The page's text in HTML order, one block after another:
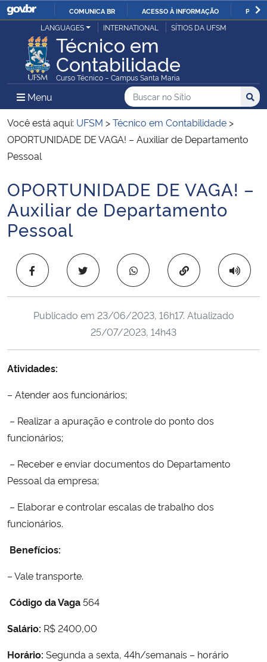
IR
PARA
O
CONTEÚDO
COMUNICA BR ACESSO À INFORMAÇÃO
Ministério da Justiça e Segurança Pública
Ministério da Defesa
Ministério das Relações Exteriores
Ministério da Economia
Ministério da Infraestrutura
Ministério da Agricultura, Pecuária e Abastecimento
Ministério da Cidadania
Ministério da Ciência, Tecnologia, Inovações e Comunicações
Ministério do Turismo
Ministério do Desenvolvimento Regional
Ministério da Mulher, da Família e dos Direitos Humanos
Gabinete de Segurança Institucional
Advocacia-Geral da União
LANGUAGES INTERNATIONAL SÍTIOS DA UFSM
Técnico em
Contabilidade
Curso Técnico – Campus Santa Maria
Menu Menu Principal do Sítio
Busca
Buscar no no Sítio
Busca:
Você está aqui: UFSM >Técnico em Contabilidade >
OPORTUNIDADE DE VAGA! – Auxiliar de Departamento
Pessoal
Início do conteúdo
OPORTUNIDADE DE VAGA! –
Auxiliar de Departamento
Pessoal
Copiar para área
Publicado em 23/06/2023, 16h17. Atualizado
25/07/2023, 14h43
Atividades:
– Atender aos funcionários;
– Realizar a apuração e controle do ponto dos
funcionários;
– Receber e enviar documentos do Departamento
Pessoal da empresa;
– Elaborar e controlar escalas de trabalho dos
funcionários.
Benefícios:
– Vale transporte.
Código da Vaga564
Salário: R$ 2400,00
Horário: Segunda a sexta, 44h/semanais – horário